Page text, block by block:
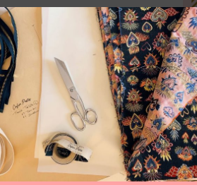
de la ville de Paris pour la «
de la ville de Paris pour la «
de la ville de Paris pour la «
de la ville de Paris pour la «
de la ville de Paris pour la «
»